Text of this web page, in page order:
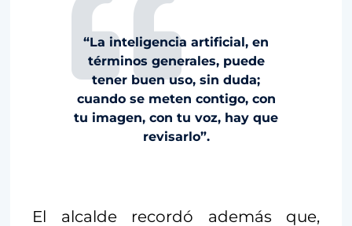
“La inteligencia artificial, en
términos generales, puede
tener buen uso, sin duda;
cuando se meten contigo, con
tu imagen, con tu voz, hay que
revisarlo”.
El alcalde recordó además que,